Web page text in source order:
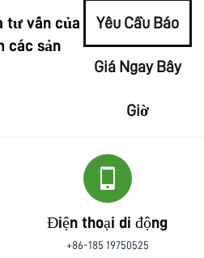
tư vấn của
các sản
Yêu Cầu Báo
Giá Ngay Bây
Giờ
Điện thoại di động
+86-185 19750525